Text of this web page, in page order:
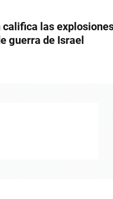
califica las
guerra de Israel